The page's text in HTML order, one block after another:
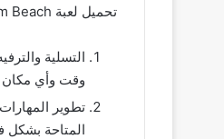
تحميل لعبة Boom Beach الاستراتيجية الممتعة والتخطيط في شن الهجمات على الهاتف له عدة أهميات:
وقت وأي مكان
المتاحة بشكل